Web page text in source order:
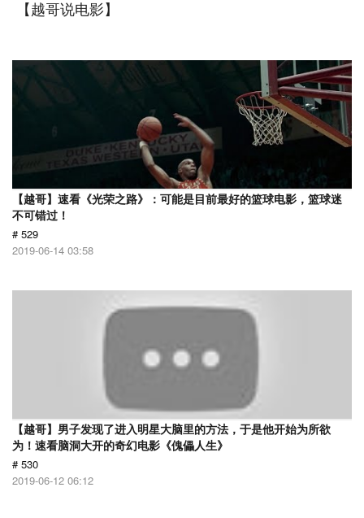
【越哥说电影】
【越哥】速看《光荣之路》：可能是目前最好的篮球电影，篮球迷
不可错过！
# 529
2019-06-14 03:58
【越哥】男子发现了进入明星大脑里的方法，于是他开始为所欲
为！速看脑洞大开的奇幻电影《傀儡人生》
# 530
2019-06-12 06:12